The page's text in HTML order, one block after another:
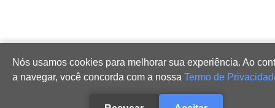
Nós usamos cookies para melhorar sua experiência. Ao
a navegar, você concorda com a nossa Termo de